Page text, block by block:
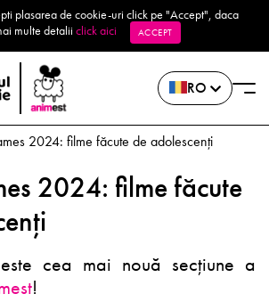
plasarea de cookie-uri click pe "Accept", daca
multe detalii click aici ACCEPT
RO
2024: filme făcute de adolescenți
2024: filme făcute
este cea mai nouă secțiune a
!